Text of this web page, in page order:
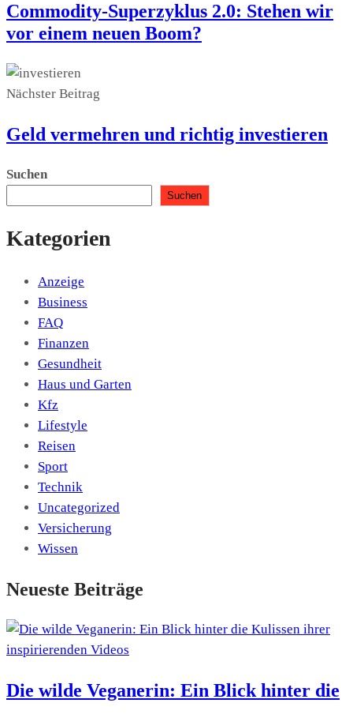
Commodity-Superzyklus 2.0: Stehen wir
vor einem neuen Boom?
Nächster Beitrag
Geld vermehren und richtig investieren
Suchen
Suchen
Kategorien
Anzeige
Business
FAQ
Finanzen
Gesundheit
Haus und Garten
Kfz
Lifestyle
Reisen
Sport
Technik
Uncategorized
Versicherung
Wissen
Neueste Beiträge
Die wilde Veganerin: Ein Blick hinter die